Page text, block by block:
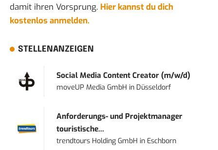
damit ihren Vorsprung. Hier kannst du dich
kostenlos anmelden.
STELLENANZEIGEN
Social Media Content Creator (m/w/d)
moveUP Media GmbH in Düsseldorf
Anforderungs- und Projektmanager
touristische...
trendtours Holding GmbH in Eschborn